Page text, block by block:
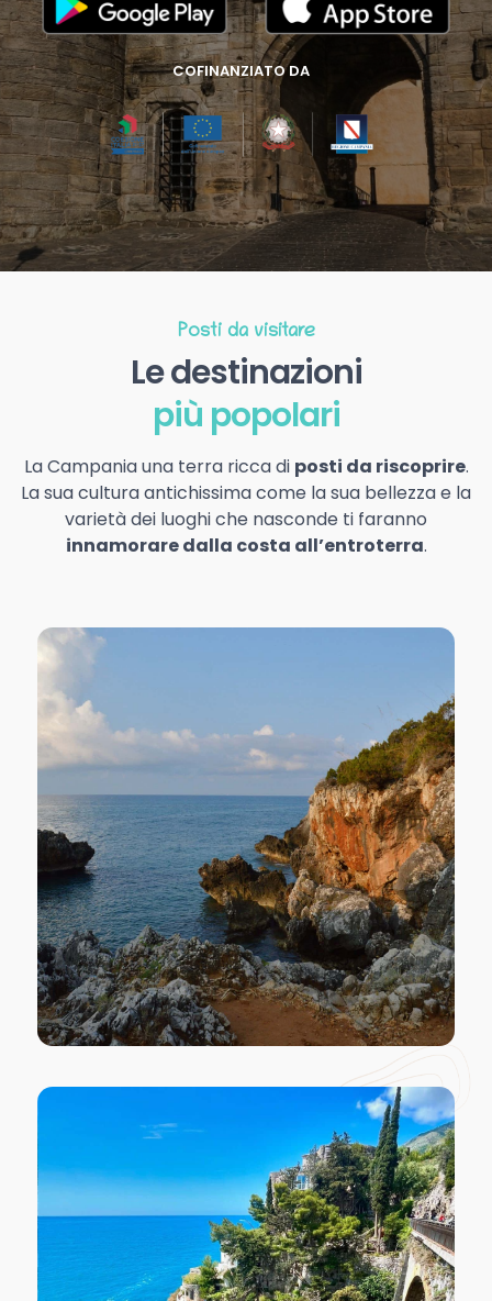
COFINANZIATO DA
Posti da visitare
Le destinazioni
più popolari
La Campania una terra ricca di posti da riscoprire.
La sua cultura antichissima come la sua bellezza e la
varietà dei luoghi che nasconde ti faranno
innamorare dalla costa all’entroterra.